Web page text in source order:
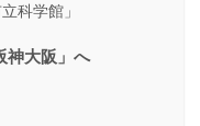
科学館」
神大阪」へ